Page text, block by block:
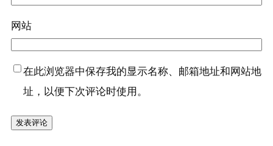
网站
在此浏览器中保存我的显示名称、邮箱地址和网站地
址，以便下次评论时使用。